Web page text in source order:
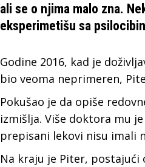
ali se o njima malo zna.
eksperimetišu sa
Godine 2016, kad je
bio veoma neprimeren,
Pokušao je da opiše
izmišlja. Više doktora mu
prepisani lekovi nisu imali
Na kraju je Piter,